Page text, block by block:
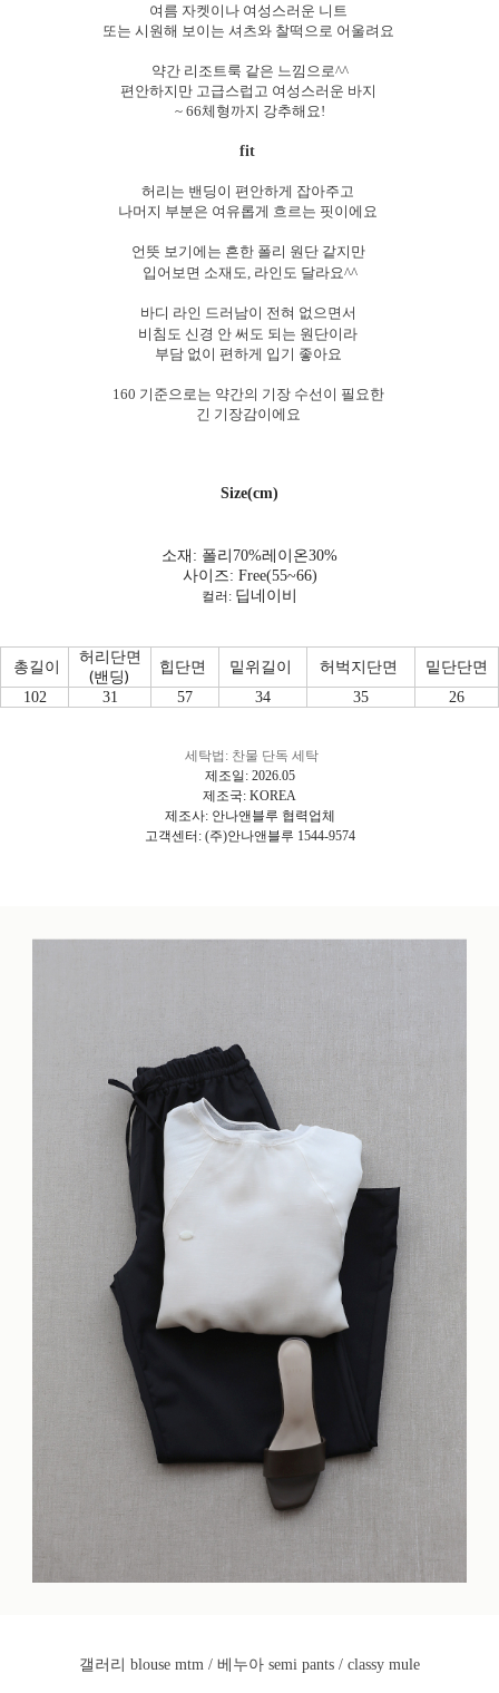
여름 자켓이나 여성스러운 니트
또는 시원해 보이는 셔츠와 찰떡으로 어울려요
약간 리조트룩 같은 느낌으로^^
편안하지만 고급스럽고 여성스러운 바지
~ 66체형까지 강추해요!
fit
허리는 밴딩이 편안하게 잡아주고
나머지 부분은 여유롭게 흐르는 핏이에요
언뜻 보기에는 흔한 폴리 원단 같지만
입어보면 소재도, 라인도 달라요^^
바디 라인 드러남이 전혀 없으면서
비침도 신경 안 써도 되는 원단이라
부담 없이 편하게 입기 좋아요
160 기준으로는 약간의 기장 수선이 필요한
긴 기장감이에요
Size(cm)
소재: 폴리70%레이온30%
사이즈: Free(55~66)
컬러: 딥네이비
총길이
허리단면
(밴딩) 힙단면 밑위길이 허벅지단면
밑단단면
102
31 57 34 35 26
세탁법: 찬물 단독 세탁
제조일: 2026.05
제조국: KOREA
제조사: 안나앤블루 협력업체
고객센터: (주)안나앤블루 1544-9574
갤러리 blouse mtm / 베누아 semi pants / classy mule